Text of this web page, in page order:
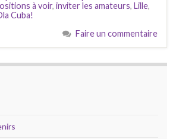
à voir, inviter les amateurs, Lille,
Cuba!
Faire un commentaire